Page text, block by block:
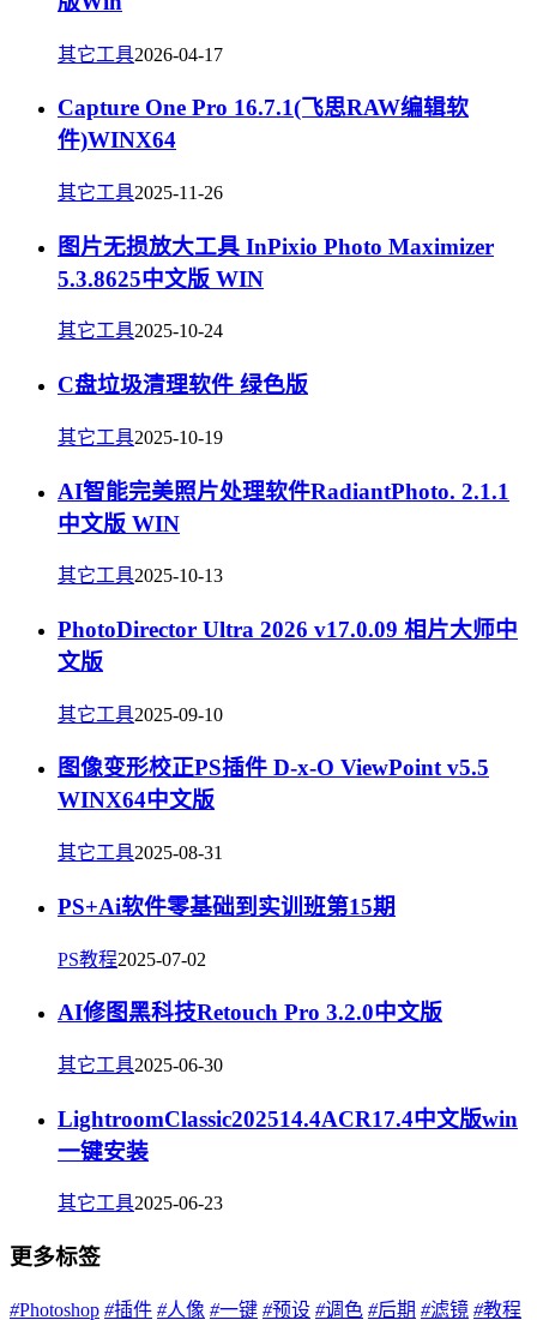
其它工具2026-04-17
Capture One Pro 16.7.1(飞思RAW编辑软
件)WINX64
其它工具2025-11-26
图片无损放大工具 InPixio Photo Maximizer
5.3.8625中文版 WIN
其它工具2025-10-24
C盘垃圾清理软件 绿色版
其它工具2025-10-19
AI智能完美照片处理软件RadiantPhoto. 2.1.1
中文版 WIN
其它工具2025-10-13
PhotoDirector Ultra 2026 v17.0.09 相片大师中
文版
其它工具2025-09-10
图像变形校正PS插件 D-x-O ViewPoint v5.5
WINX64中文版
其它工具2025-08-31
PS+Ai软件零基础到实训班第15期
PS教程2025-07-02
AI修图黑科技Retouch Pro 3.2.0中文版
其它工具2025-06-30
LightroomClassic202514.4ACR17.4中文版win
一键安装
其它工具2025-06-23
更多标签
#Photoshop #插件 #人像 #一键 #预设 #调色 #后期 #滤镜 #教程